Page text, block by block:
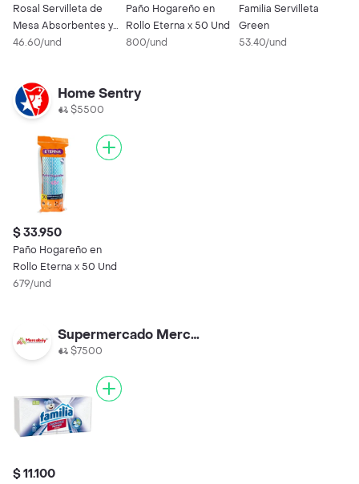
Rosal Servilleta de
Mesa Absorbentes y
Gruesas
46.60/und
Paño Hogareño en
Rollo Eterna x 50 Und
800/und
Familia Servilleta
Green
53.40/und
Home Sentry
$5500
$ 33.950
Paño Hogareño en
Rollo Eterna x 50 Und
679/und
Supermercado Mercaboy
$7500
$ 11.100